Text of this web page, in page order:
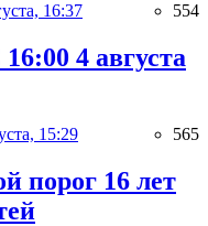
16:37 554
4 августа
15:29 565
порог 16 лет